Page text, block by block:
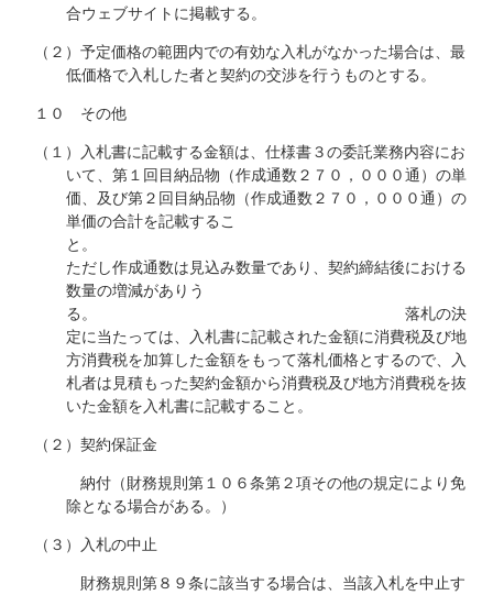
合ウェブサイトに掲載する。
（２）予定価格の範囲内での有効な入札がなかった場合は、最
低価格で入札した者と契約の交渉を行うものとする。
１０ その他
（１）入札書に記載する金額は、仕様書３の委託業務内容にお
いて、第１回目納品物（作成通数２７０，０００通）の単
価、及び第２回目納品物（作成通数２７０，０００通）の
単価の合計を記載するこ
と
ただし作成通数は見込み数量であり、契約締結後における
数量の増減がありう
る。 落札の決
定に当たっては、入札書に記載された金額に消費税及び地
方消費税を加算した金額をもって落札価格とするので、入
札者は見積もった契約金額から消費税及び地方消費税を抜
いた金額を入札書に記載すること。
（２）契約保証金
納付（財務規則第１０６条第２項その他の規定により免
除となる場合がある。）
（３）入札の中止
財務規則第８９条に該当する場合は、当該入札を中止す